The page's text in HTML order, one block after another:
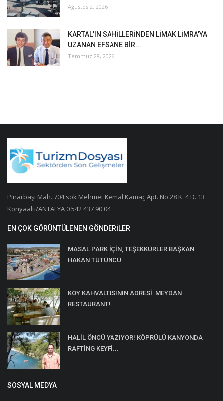
Ağustos 2, 2026
KARTAL’IN SAHİLLERİNDEN LİMAK LİMRA’YA
UZANAN EFSANE BİR...
Temmuz 28, 2026
Pınarbaşı Mah. 704.sok Mehmet Kemal Kamaç Apt. No:28 K. 4 D. 13
Konyaaltı/ANTALYA 0 542 437 90 04
EN ÇOK GÖRÜNTÜLENEN GÖNDERILER
MASAL PARK İÇİN, TEŞEKKÜRLER BAŞKAN
HAKAN TÜTÜNCÜ
KÖY KAHVALTISININ ADRESİ: MEYDAN
RESTAURANT!..
HALİL ÖNCÜ YAZIYOR! KÖPRÜLÜ KANYONDA
RAFTİNG KEYFİ...
SOSYAL MEDYA